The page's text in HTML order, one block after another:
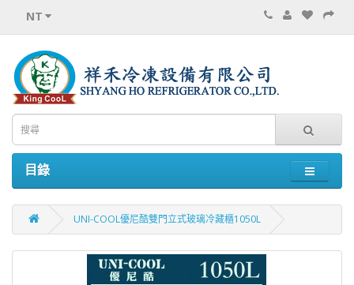
NT
目錄
UNI-COOL優尼酷雙門立式玻璃冷藏櫃1050L